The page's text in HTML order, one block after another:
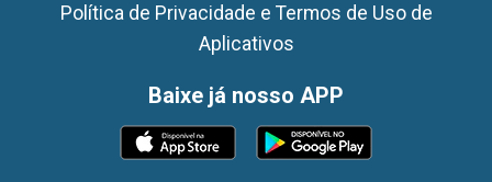
Política de Privacidade e Termos de Uso de
Aplicativos
Baixe já nosso APP